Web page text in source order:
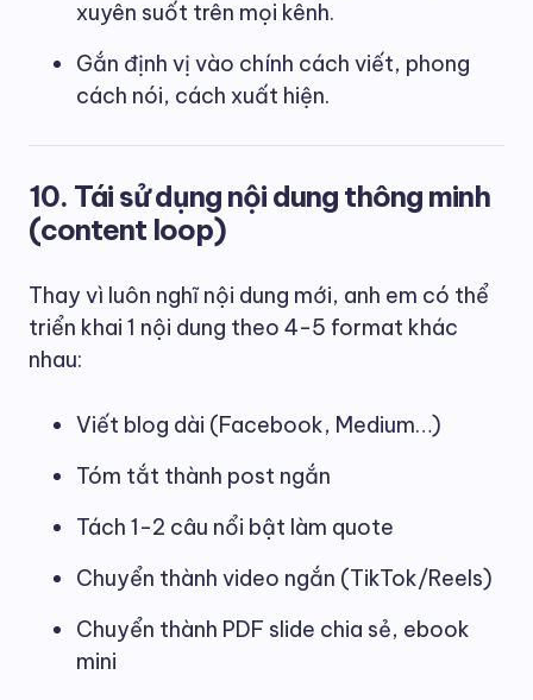
xuyên suốt trên mọi kênh.
Gắn định vị vào chính cách viết, phong
cách nói, cách xuất hiện.
10. Tái sử dụng nội dung thông minh
(content loop)
Thay vì luôn nghĩ nội dung mới, anh em có thể
triển khai 1 nội dung theo 4-5 format khác
nhau:
Viết blog dài (Facebook, Medium…)
Tóm tắt thành post ngắn
Tách 1-2 câu nổi bật làm quote
Chuyển thành video ngắn (TikTok/Reels)
Chuyển thành PDF slide chia sẻ, ebook
mini